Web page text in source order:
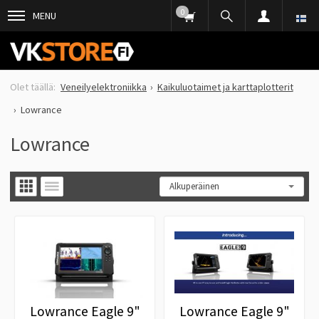
MENU 0
Veneilyelektroniikka
Kaikuluotaimet ja karttaplotterit
Lowrance
Lowrance
Lowrance Eagle 9"
Lowrance Eagle 9"